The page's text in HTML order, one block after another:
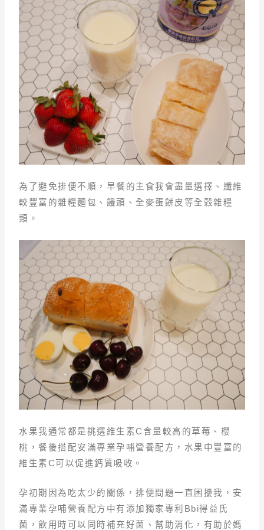
為了避免排便不順，早餐的主食我會盡量選擇、纖維
較豐富的雜糧麵包、饅頭、全麥蛋餅皮等全穀雜糧
類。
水果我通常都是挑選維生素C含量較高的草莓、櫻
桃，餐後搭配安滿專業孕哺營養配方，水果中豐富的
維生素C可以促進鈣質吸收。
孕初期因為吃太少的關係，排便問題一直困擾我，安
滿專業孕哺營養配方中有添加獨家專利Bbi得益氏
菌，飲用時可以同時補充好菌、幫助消化，有助於媽